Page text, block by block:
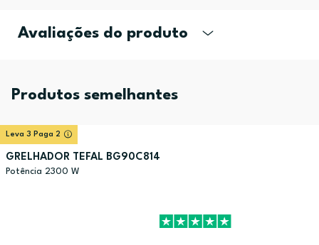
Avaliações do produto
Produtos semelhantes
Leva 3 Paga 2
GRELHADOR TEFAL BG90C814
Potência 2300 W